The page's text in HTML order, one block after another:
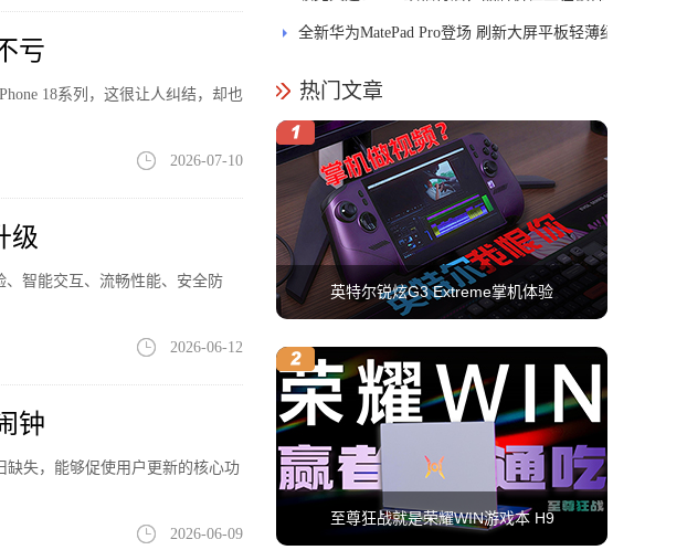
亏
18系列，这很让人纠结，却也
2026-07-10
级
、智能交互、流畅性能、安全防
2026-06-12
钟
缺失，能够促使用户更新的核心功
2026-06-09
释
全新华为MatePad Pro登场 刷新大屏平板轻薄纪
热门文章
英特尔锐炫G3 Extreme掌机体验
至尊狂战就是荣耀WIN游戏本 H9